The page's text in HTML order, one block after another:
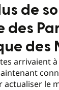
de
des
des
arrivaient
le